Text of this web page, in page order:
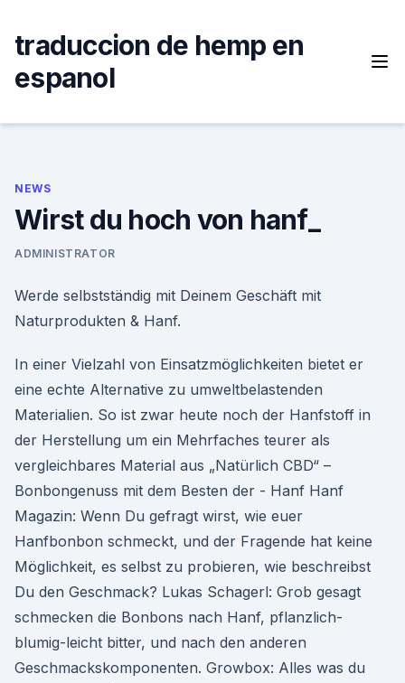
content
traduccion de hemp en
espanol
NEWS
Wirst du hoch von hanf_
ADMINISTRATOR
Werde selbstständig mit Deinem Geschäft mit
Naturprodukten & Hanf.
In einer Vielzahl von Einsatzmöglichkeiten bietet er
eine echte Alternative zu umweltbelastenden
Materialien. So ist zwar heute noch der Hanfstoff in
der Herstellung um ein Mehrfaches teurer als
vergleichbares Material aus „Natürlich CBD“ –
Bonbongenuss mit dem Besten der - Hanf Hanf
Magazin: Wenn Du gefragt wirst, wie euer
Hanfbonbon schmeckt, und der Fragende hat keine
Möglichkeit, es selbst zu probieren, wie beschreibst
Du den Geschmack? Lukas Schagerl: Grob gesagt
schmecken die Bonbons nach Hanf, pflanzlich-
blumig-leicht bitter, und nach den anderen
Geschmackskomponenten. Growbox: Alles was du